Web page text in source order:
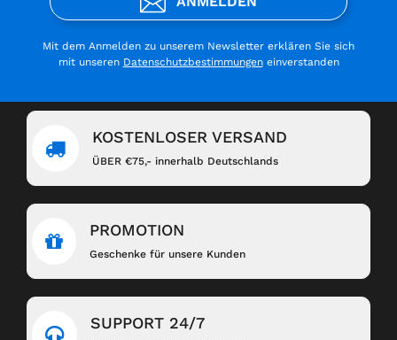
Mit dem Anmelden zu unserem Newsletter erklären Sie sich
mit unseren Datenschutzbestimmungeneinverstanden
KOSTENLOSER VERSAND
ÜBER €75,- innerhalb Deutschlands
PROMOTION
Geschenke für unsere Kunden
SUPPORT 24/7